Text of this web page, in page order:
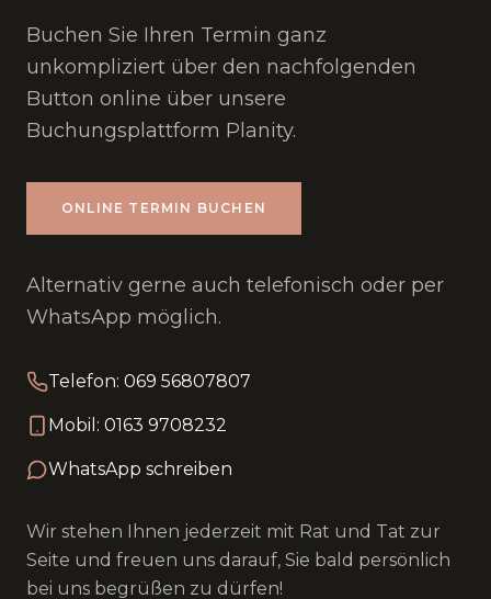
Buchen Sie Ihren Termin ganz
unkompliziert über den nachfolgenden
Button online über unsere
Buchungsplattform Planity.
ONLINE TERMIN BUCHEN
Alternativ gerne auch telefonisch oder per
WhatsApp möglich.
Telefon: 069 56807807
Mobil: 0163 9708232
WhatsApp schreiben
Wir stehen Ihnen jederzeit mit Rat und Tat zur
Seite und freuen uns darauf, Sie bald persönlich
bei uns begrüßen zu dürfen!